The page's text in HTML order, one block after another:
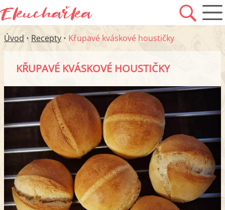
Úvod • Recepty • Křupavé kváskové houstičky
KŘUPAVÉ KVÁSKOVÉ HOUSTIČKY